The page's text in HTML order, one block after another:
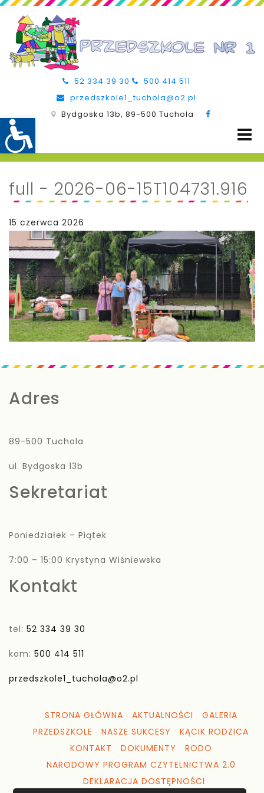
52 334 39 30
500 414 511
przedszkole1_tuchola@o2.pl
Bydgoska 13b, 89-500 Tuchola
full - 2026-06-15T104731.916
15 czerwca 2026
Adres
89-500 Tuchola
ul. Bydgoska 13b
Sekretariat
Poniedziałek – Piątek
7:00 – 15:00 Krystyna Wiśniewska
Kontakt
tel: 52 334 39 30
kom: 500 414 511
przedszkole1_tuchola@o2.pl
STRONA GŁÓWNA AKTUALNOŚCI
GALERIA
PRZEDSZKOLE
NASZE SUKCESY
KĄCIK RODZICA
KONTAKT
DOKUMENTY
RODO
NARODOWY PROGRAM CZYTELNICTWA 2.0
DEKLARACJA DOSTĘPNOŚCI